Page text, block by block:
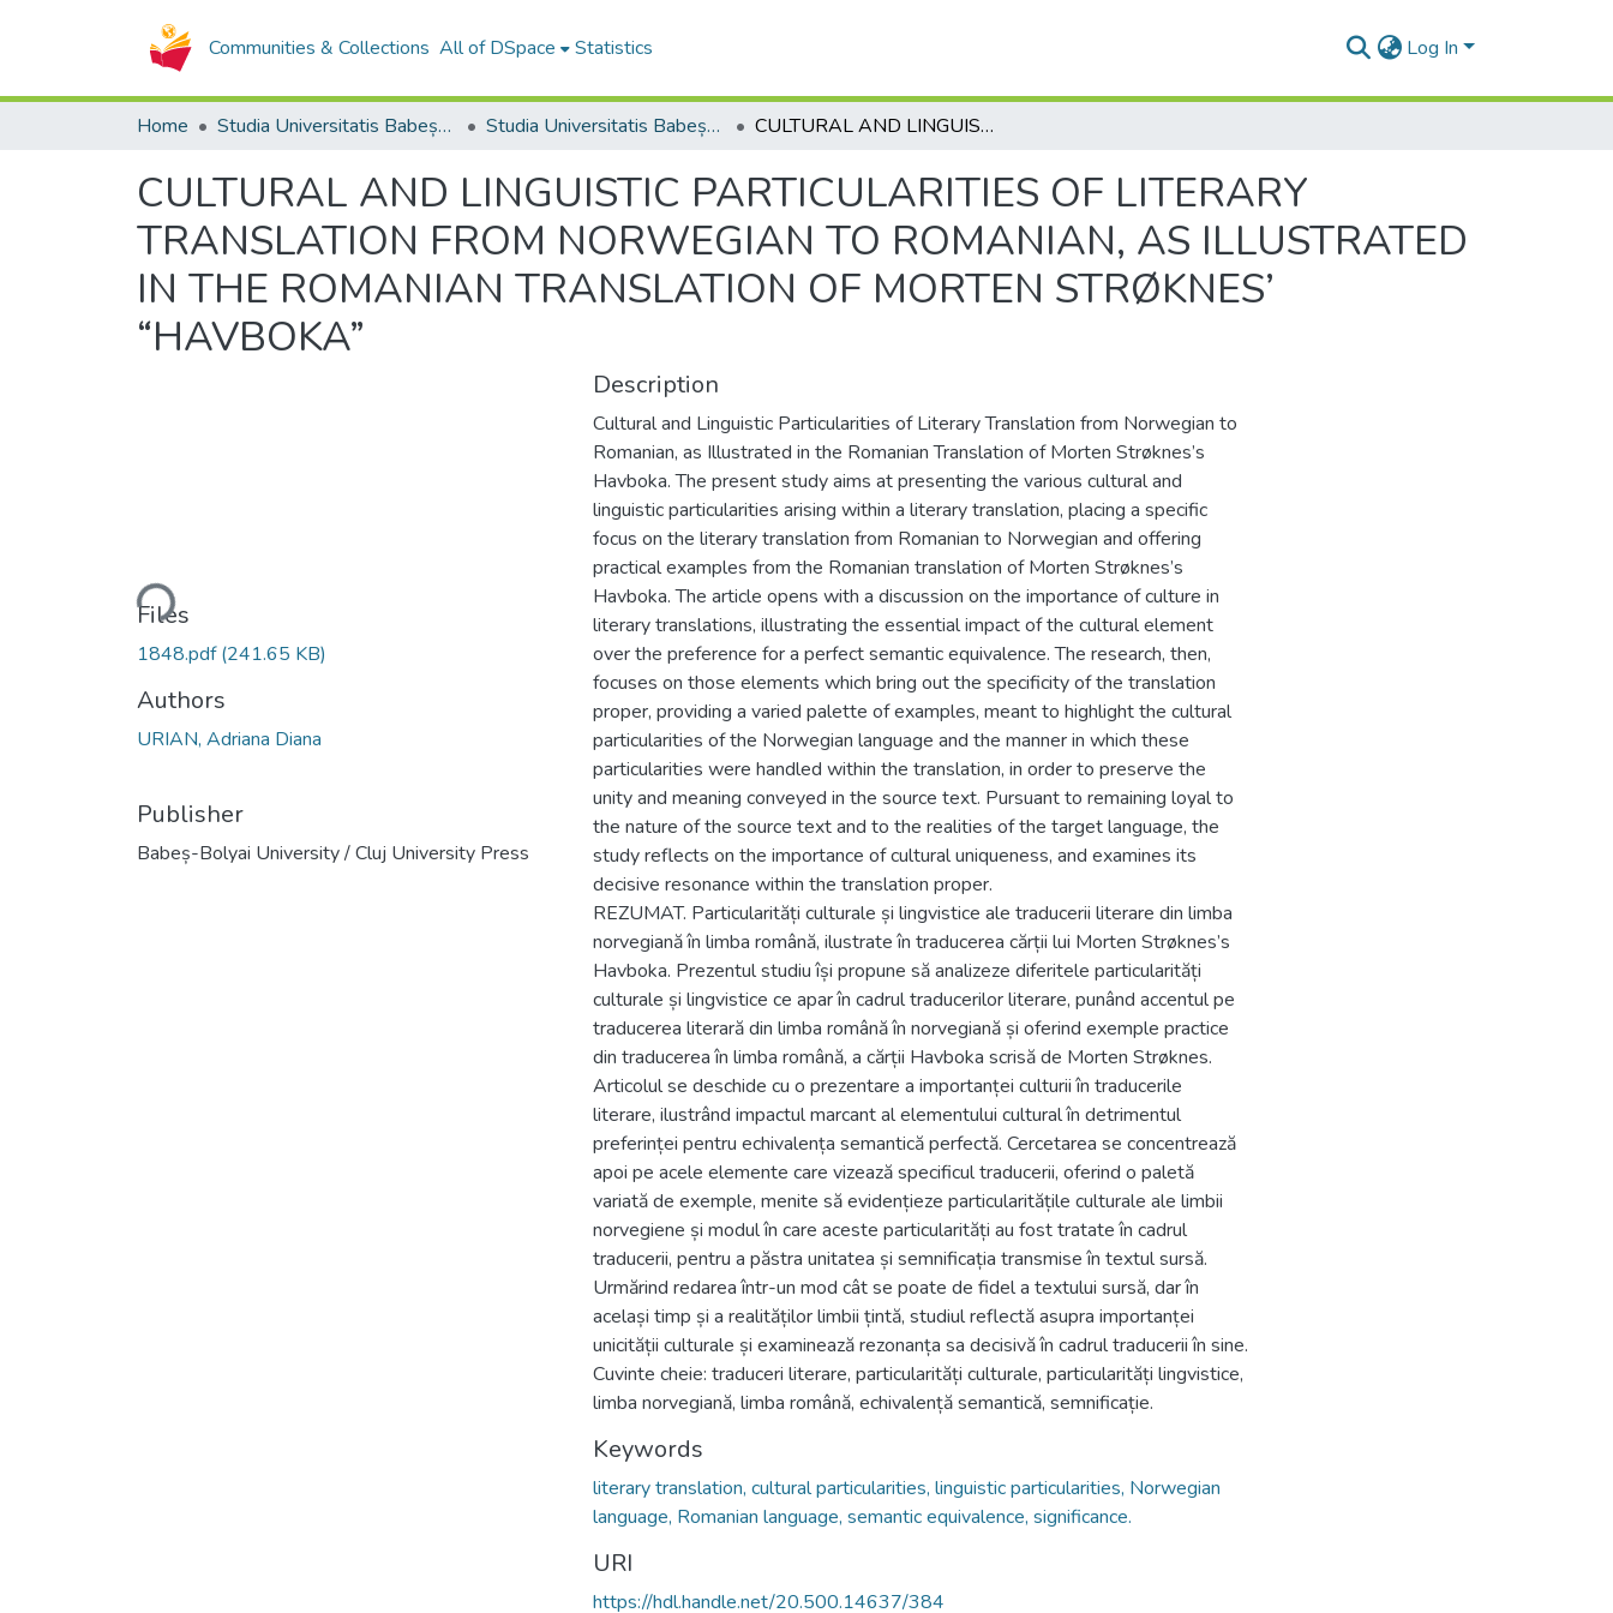
Communities & Collections All of DSpace Statistics Log In
Home Studia Universitatis Babeș-Bolyai Collection Studia Universitatis Babeș-Bolyai Philologia CULTURAL AND LINGUISTIC PARTICULARITIES OF LITERARY TRANSLATION FROM NORWEGIAN TO ROMANIAN, AS ILLUSTRATED IN THE ROMANIAN TRANSLATION OF MORTEN STRØKNES’ “HAVBOKA”
CULTURAL AND LINGUISTIC PARTICULARITIES OF LITERARY
TRANSLATION FROM NORWEGIAN TO ROMANIAN, AS ILLUSTRATED
IN THE ROMANIAN TRANSLATION OF MORTEN STRØKNES’
“HAVBOKA”
Loading...
Files
1848.pdf(241.65 KB)
Authors
URIAN, Adriana Diana
Publisher
Babeș-Bolyai University / Cluj University Press
Description
Cultural and Linguistic Particularities of Literary Translation from Norwegian to
Romanian, as Illustrated in the Romanian Translation of Morten Strøknes’s
Havboka. The present study aims at presenting the various cultural and
linguistic particularities arising within a literary translation, placing a specific
focus on the literary translation from Romanian to Norwegian and offering
practical examples from the Romanian translation of Morten Strøknes’s
Havboka. The article opens with a discussion on the importance of culture in
literary translations, illustrating the essential impact of the cultural element
over the preference for a perfect semantic equivalence. The research, then,
focuses on those elements which bring out the specificity of the translation
proper, providing a varied palette of examples, meant to highlight the cultural
particularities of the Norwegian language and the manner in which these
particularities were handled within the translation, in order to preserve the
unity and meaning conveyed in the source text. Pursuant to remaining loyal to
the nature of the source text and to the realities of the target language, the
study reflects on the importance of cultural uniqueness, and examines its
decisive resonance within the translation proper.
REZUMAT. Particularități culturale și lingvistice ale traducerii literare din limba
norvegiană în limba română, ilustrate în traducerea cărții lui Morten Strøknes’s
Havboka. Prezentul studiu își propune să analizeze diferitele particularități
culturale și lingvistice ce apar în cadrul traducerilor literare, punând accentul pe
traducerea literară din limba română în norvegiană și oferind exemple practice
din traducerea în limba română, a cărții Havboka scrisă de Morten Strøknes.
Articolul se deschide cu o prezentare a importanței culturii în traducerile
literare, ilustrând impactul marcant al elementului cultural în detrimentul
preferinței pentru echivalența semantică perfectă. Cercetarea se concentrează
apoi pe acele elemente care vizează specificul traducerii, oferind o paletă
variată de exemple, menite să evidențieze particularitățile culturale ale limbii
norvegiene și modul în care aceste particularități au fost tratate în cadrul
traducerii, pentru a păstra unitatea și semnificația transmise în textul sursă.
Urmărind redarea într-un mod cât se poate de fidel a textului sursă, dar în
același timp și a realităților limbii țintă, studiul reflectă asupra importanței
unicității culturale și examinează rezonanța sa decisivă în cadrul traducerii în sine.
Cuvinte cheie: traduceri literare, particularități culturale, particularități lingvistice,
limba norvegiană, limba română, echivalență semantică, semnificație.
Keywords
literary translation, cultural particularities, linguistic particularities, Norwegian
language, Romanian language, semantic equivalence, significance.
URI
https://hdl.handle.net/20.500.14637/384